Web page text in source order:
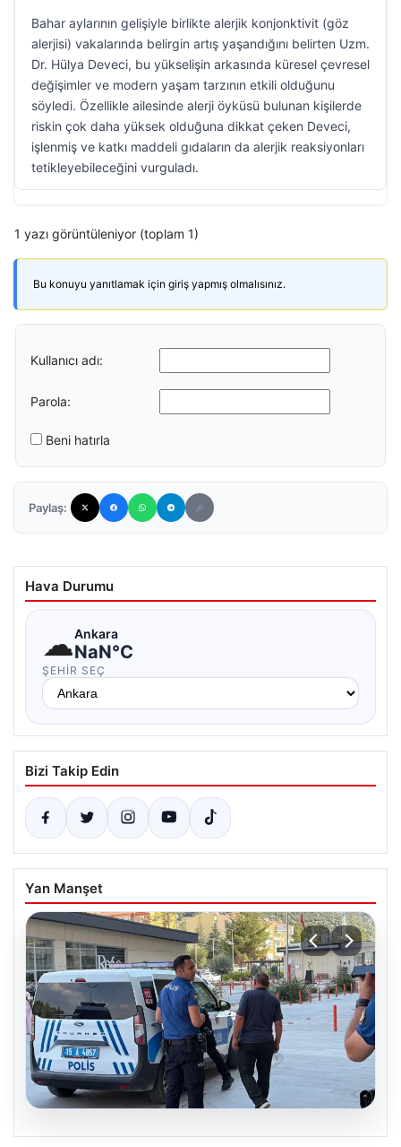
Bahar aylarının gelişiyle birlikte alerjik konjonktivit (göz
alerjisi) vakalarında belirgin artış yaşandığını belirten Uzm.
Dr. Hülya Deveci, bu yükselişin arkasında küresel çevresel
değişimler ve modern yaşam tarzının etkili olduğunu
söyledi. Özellikle ailesinde alerji öyküsü bulunan kişilerde
riskin çok daha yüksek olduğuna dikkat çeken Deveci,
işlenmiş ve katkı maddeli gıdaların da alerjik reaksiyonları
tetikleyebileceğini vurguladı.
1 yazı görüntüleniyor (toplam 1)
Bu konuyu yanıtlamak için giriş yapmış olmalısınız.
Kullanıcı adı:
Parola:
Beni hatırla
Paylaş:
Hava Durumu
☁Ankara
NaN°C
ŞEHIR SEÇ
Bizi Takip Edin
Yan Manşet
05.08.2026